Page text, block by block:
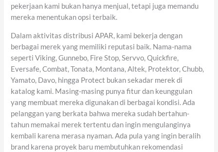
pekerjaan kami bukan hanya menjual, tetapi juga memandu
mereka menentukan opsi terbaik.
Dalam aktivitas distribusi APAR, kami bekerja dengan
berbagai merek yang memiliki reputasi baik. Nama-nama
seperti Viking, Gunnebo, Fire Stop, Servvo, Quickfire,
Eversafe, Combat, Tonata, Montana, Altek, Protektor, Chubb,
Yamato, Davo, hingga Protect bukan sekadar merek di
katalog kami. Masing-masing punya fitur dan keunggulan
yang membuat mereka digunakan di berbagai kondisi. Ada
pelanggan yang berkata bahwa mereka sudah bertahun-
tahun memakai merek tertentu dan ingin mengulanginya
kembali karena merasa nyaman. Ada pula yang ingin beralih
brand karena proyek baru membutuhkan rekomendasi